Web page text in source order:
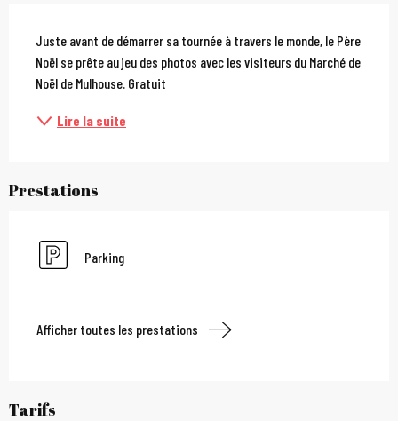
Description
Juste avant de démarrer sa tournée à travers le monde, le Père
Noël se prête au jeu des photos avec les visiteurs du Marché de
Noël de Mulhouse. Gratuit
Lire la suite
Prestations
Parking
Afficher toutes les prestations
Tarifs